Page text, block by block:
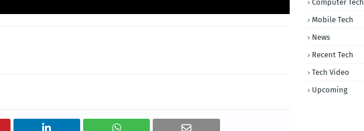
Computer Tech
Mobile Tech
News
Recent Tech
Tech Video
Upcoming